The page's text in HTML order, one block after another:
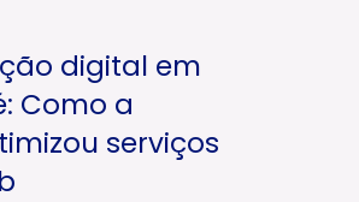
digital em
Como a
serviços